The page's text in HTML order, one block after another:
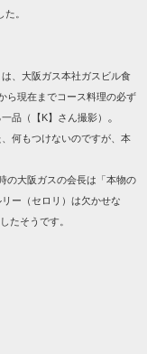
。
、大阪ガス本社ガスビル食
ら現在までコース料理の必ず
品（【K】さん撮影）
。
何もつけないのですが、本
の大阪ガスの会長は「本物の
ー（セロリ）は欠かせな
たそうです。